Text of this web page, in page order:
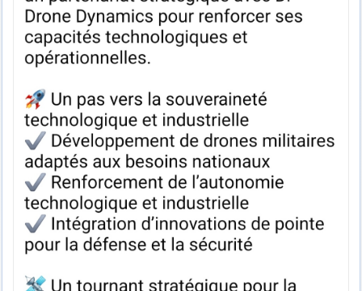
d9pouces: cette fois, c'est le Brésil et Singapour qui mettent le site
par terre
jericho: Ah ben je peux te confirmer que j'étais resté dans le filtre…
d9pouces: Désolé ! Mon filtrage a été un peu trop violent
manifestement
tout voir